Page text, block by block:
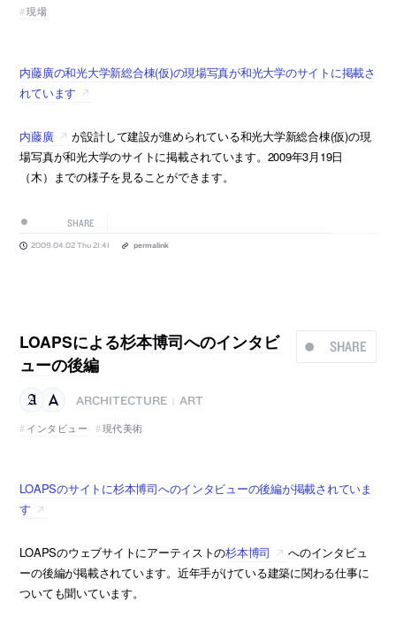
現場
内藤廣の和光大学新総合棟(仮)の現場写真が和光大学のサイトに掲載さ
れています
内藤廣
が設計して建設が進められている和光大学新総合棟(仮)の現
場写真が和光大学のサイトに掲載されています。2009年3月19日
（木）までの様子を見ることができます。
SHARE
2009.04.02 Thu 21:41 permalink
SHARE
LOAPSによる杉本博司へのインタビ
ューの後編
ARCHITECTURE
ART
インタビュー
現代美術
LOAPSのサイトに杉本博司へのインタビューの後編が掲載されていま
す
LOAPSのウェブサイトにアーティストの杉本博司
へのインタビュ
ーの後編が掲載されています。近年手がけている建築に関わる仕事に
ついても聞いています。